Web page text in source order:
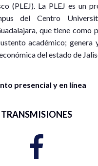
(PLEJ). La PLEJ es un
del Centro
que tiene como
académico;
del estado de
presencial y en línea
TRANSMISIONES